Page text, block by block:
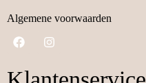
Algemene voorwaarden